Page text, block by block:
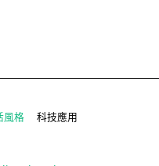
風格
科技應用